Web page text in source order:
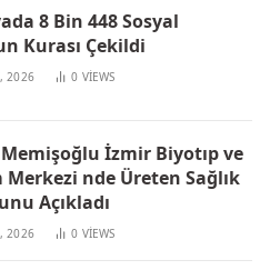
8 Bin 448 Sosyal
Kurası Çekildi
2026 0 VIEWS
İzmir Biyotıp ve
Merkezi nde Üreten Sağlık
Açıkladı
2026 0 VIEWS